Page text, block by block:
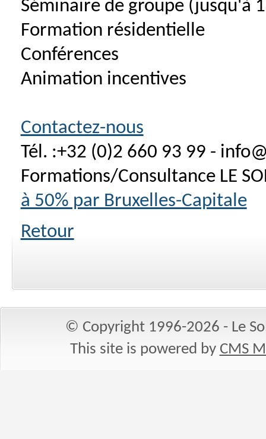
Séminaire de groupe (jusqu'à
Formation résidentielle
Conférences
Animation incentives
Contactez-nous
Tél. :+32 (0)2 660 93 99 -
Formations/Consultance LE
à 50% par Bruxelles-Capitale
Retour
© Copyright 1996-2026 - Le
This site is powered by CMS